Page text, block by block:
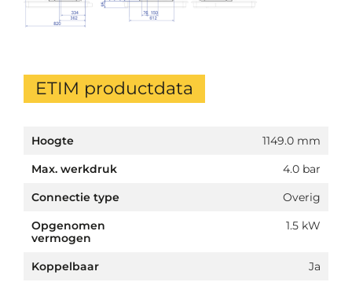
ETIM productdata
Hoogte
1149.0 mm
Max. werkdruk
4.0 bar
Connectie type
Overig
Opgenomen
vermogen
1.5 kW
Koppelbaar
Ja